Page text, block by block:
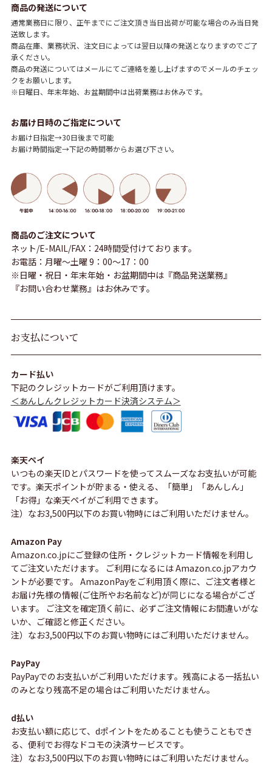
商品の発送について
通常業務日に限り、正午までにご注文頂き当日出荷が可能な場合のみ当日発
送致します。
商品在庫、業務状況、注文日によっては翌日以降の発送となりますのでご了
承ください。
商品の発送についてはメールにてご連絡を差し上げますのでメールのチェッ
クをお願いします。
※日曜日、年末年始、お盆期間中は出荷業務はお休みです。
お届け日時のご指定について
お届け日指定→30日後まで可能
お届け時間指定→下記の時間帯からお選び下さい。
商品のご注文について
ネット/E-MAIL/FAX：24時間受付けております。
お電話：月曜～土曜 9：00～17：00
※日曜・祝日・年末年始・お盆期間中は『商品発送業務』
『お問い合わせ業務』はお休みです。
お支払について
カード払い
下記のクレジットカードがご利用頂けます。
＜あんしんクレジットカード決済システム＞
楽天ペイ
いつもの楽天IDとパスワードを使ってスムーズなお支払いが可能
です。楽天ポイントが貯まる・使える、「簡単」「あんしん」
「お得」な楽天ペイがご利用できます。
注）なお3,500円以下のお買い物時にはご利用いただけません。
Amazon Pay
Amazon.co.jpにご登録の住所・クレジットカード情報を利用し
てご注文いただけます。 ご利用になるには Amazon.co.jpアカウ
ントが必要です。 AmazonPayをご利用頂く際に、ご注文者様と
お届け先様の情報(ご住所やお名前など)が同じになる場合がござ
います。 ご注文を確定頂く前に、必ずご注文情報にお間違いがな
いか、ご確認と修正ください。
注）なお3,500円以下のお買い物時にはご利用いただけません。
PayPay
PayPayでのお支払いがご利用いただけます。残高による一括払い
のみとなり残高不足の場合はご利用いただけません。
d払い
お支払い額に応じて、dポイントをためることも使うこともでき
る、便利でお得なドコモの決済サービスです。
注）なお3,500円以下のお買い物時にはご利用いただけません。